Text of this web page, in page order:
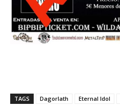
TAGS Dagorlath Eternal Idol